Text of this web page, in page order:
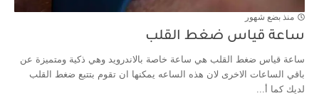
منذ بضع شهور
ساعة قياس ضغط القلب
ساعة قياس ضغط القلب هي ساعة خاصة بالاندرويد وهي ذكية ومتميزة عن
باقي الساعات الاخرى لان هذه الساعه يمكنها ان تقوم بتتبع ضغط القلب
لديك كما أ...